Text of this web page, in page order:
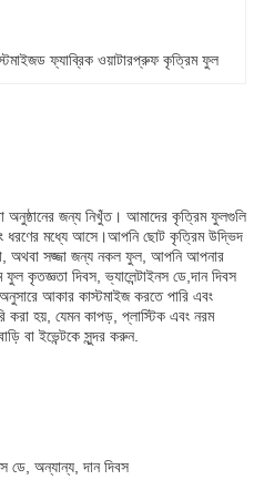
ফ্যাব্রিক ওয়াটারপ্রুফ কৃত্রিম ফুল
জন্য নিখুঁত। আমাদের কৃত্রিম ফুলগুলি
ধরণের মধ্যে আসে।আপনি ছোট কৃত্রিম উদ্ভিদ
অথবা সজ্জা জন্য নকল ফুল, আপনি আপনার
কৃতজ্ঞতা দিবস, ভ্যালেন্টাইনস ডে,দান দিবস
আকার কাস্টমাইজ করতে পারি এবং
করা হয়, যেমন কাপড়, প্লাস্টিক এবং নরম
বা ইভেন্টকে সুন্দর করুন.
ডে, অন্যান্য, দান দিবস